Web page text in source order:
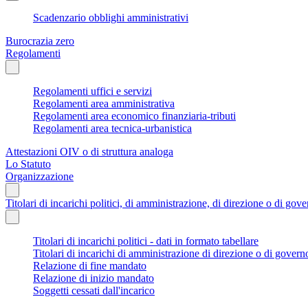
Scadenzario obblighi amministrativi
Burocrazia zero
Regolamenti
Regolamenti uffici e servizi
Regolamenti area amministrativa
Regolamenti area economico finanziaria-tributi
Regolamenti area tecnica-urbanistica
Attestazioni OIV o di struttura analoga
Lo Statuto
Organizzazione
Titolari di incarichi politici, di amministrazione, di direzione o di
Titolari di incarichi politici - dati in formato tabellare
Titolari di incarichi di amministrazione di direzione o di
Relazione di fine mandato
Relazione di inizio mandato
Soggetti cessati dall'incarico